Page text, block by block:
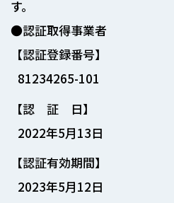
す。
●認証取得事業者
【認証登録番号】
81234265-101
【認 証 日】
2022年5月13日
【認証有効期間】
2023年5月12日